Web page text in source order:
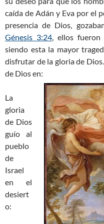
caída de Adán y Eva por el
presencia de Dios,
Génesis 3:24, ellos fueron
siendo esta la mayor
disfrutar de la gloria de
de Dios en:
La
gloria
de Dios
guío al
pueblo
de
Israel
en el
desiert
o: